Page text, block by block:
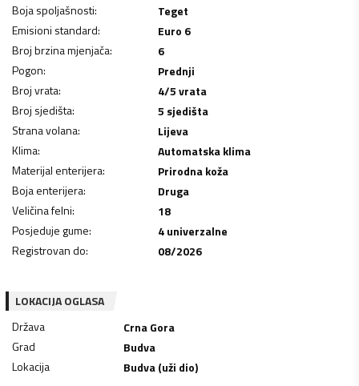
Boja spoljašnosti:
Teget
Emisioni standard:
Euro 6
Broj brzina mjenjača:
6
Pogon:
Prednji
Broj vrata:
4/5 vrata
Broj sjedišta:
5 sjedišta
Strana volana:
Lijeva
Klima:
Automatska klima
Materijal enterijera:
Prirodna koža
Boja enterijera:
Druga
Veličina felni:
18
Posjeduje gume:
4 univerzalne
Registrovan do: 08/2026
LOKACIJA OGLASA
Država
Crna Gora
Grad
Budva
Lokacija
Budva (uži dio)